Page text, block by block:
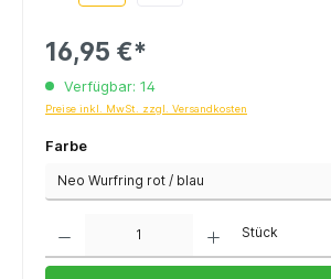
16,95 €*
Verfügbar: 14
Preise inkl. MwSt. zzgl. Versandkosten
Farbe
Stück